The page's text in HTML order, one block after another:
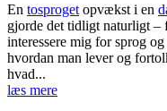
En tosproget opvækst i en
gjorde det tidligt naturligt –
interessere mig for sprog
hvordan man lever og
hvad...
læs mere